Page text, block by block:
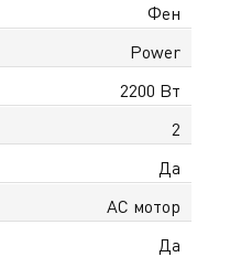
Фен
Power
2200 Вт
2
Да
AC мотор
Да